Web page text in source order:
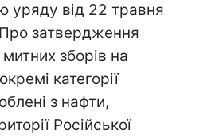
уряду від 22 травня
затвердження
зборів на
категорії
з нафти,
Російської